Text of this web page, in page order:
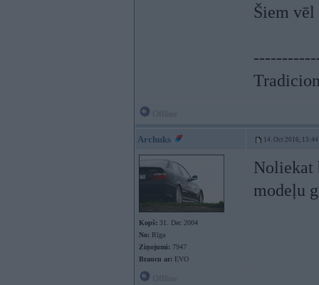
Šiem
Archuks 14. Oct 2016, 13:44
Kopš: 31. Dec 2004
No: Rīga
Ziņojumi: 7947
Braucu ar: EVO
Noliekat
modeļu